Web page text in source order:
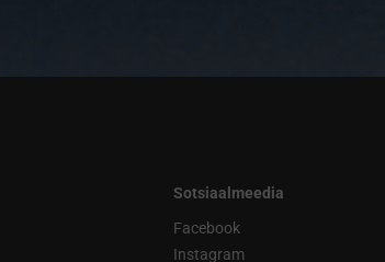
Sotsiaalmeedia
Facebook
Instagram